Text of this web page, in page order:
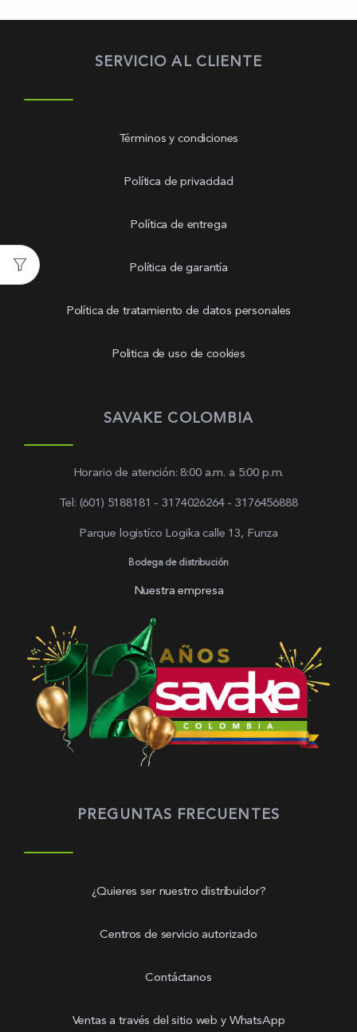
SERVICIO AL CLIENTE
Términos y condiciones
Política de privacidad
Política de entrega
Política de garantía
Política de tratamiento de datos personales
Politica de uso de cookies
SAVAKE COLOMBIA
Horario de atención: 8:00 a.m. a 5:00 p.m.
Tel: (601) 5188181 - 3174026264 - 3176456888
Parque logistíco Logika calle 13, Funza
Bodega de distribución
Nuestra empresa
PREGUNTAS FRECUENTES
¿Quieres ser nuestro distribuidor?
Centros de servicio autorizado
Contáctanos
Ventas a través del sitio web y WhatsApp